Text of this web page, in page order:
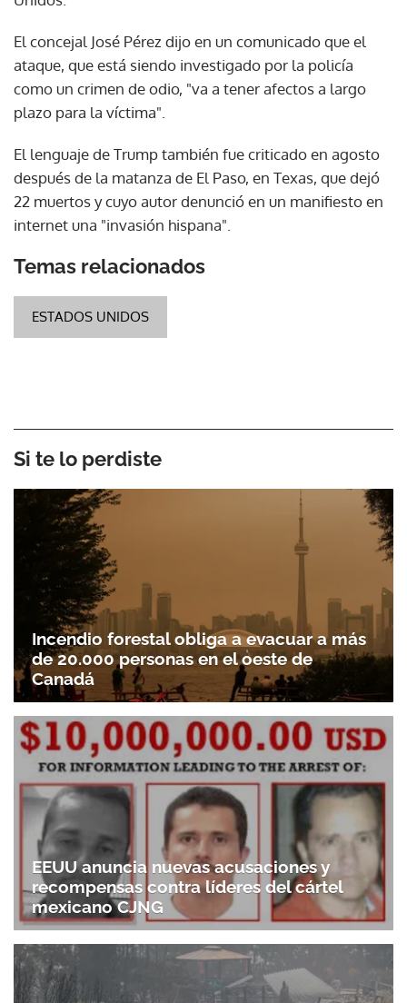
El concejal José Pérez dijo en un comunicado que el
ataque, que está siendo investigado por la policía
como un crimen de odio, "va a tener afectos a largo
plazo para la víctima".
El lenguaje de Trump también fue criticado en agosto
después de la matanza de El Paso, en Texas, que dejó
22 muertos y cuyo autor denunció en un manifiesto en
internet una "invasión hispana".
Temas relacionados
ESTADOS UNIDOS
Si te lo perdiste
Incendio forestal obliga a evacuar a más
de 20.000 personas en el oeste de
Canadá
EEUU anuncia nuevas acusaciones y
recompensas contra líderes del cártel
mexicano CJNG